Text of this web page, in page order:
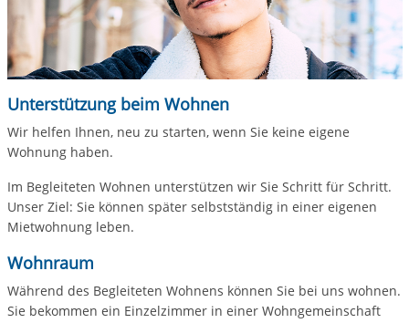
Unterstützung beim Wohnen
Wir helfen Ihnen, neu zu starten, wenn Sie keine eigene
Wohnung haben.
Im Begleiteten Wohnen unterstützen wir Sie Schritt für Schritt.
Unser Ziel: Sie können später selbstständig in einer eigenen
Mietwohnung leben.
Wohnraum
Während des Begleiteten Wohnens können Sie bei uns wohnen.
Sie bekommen ein Einzelzimmer in einer Wohngemeinschaft